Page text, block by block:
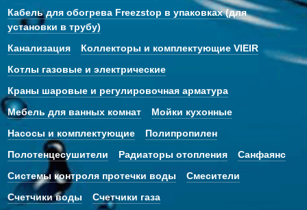
Кабель для обогрева Freezstop в упаковках (для
установки в трубу)
Канализация
Коллекторы и комплектующие VIEIR
Котлы газовые и электрические
Краны шаровые и регулировочная арматура
Мебель для ванных комнат
Мойки кухонные
Насосы и комплектующие
Полипропилен
Полотенцесушители
Радиаторы отопления
Санфаянс
Системы контроля протечки воды
Смесители
Счетчики воды
Счетчики газа